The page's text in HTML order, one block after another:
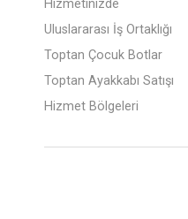
Hizmetinizde
Uluslararası İş Ortaklığı
Toptan Çocuk Botlar
Toptan Ayakkabı Satışı
Hizmet Bölgeleri